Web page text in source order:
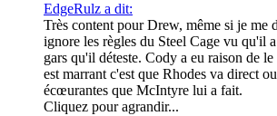
EdgeRulz a dit:
Très content pour Drew, même si je me
ignore les règles du Steel Cage vu qu'il
gars qu'il déteste. Cody a eu raison de
est marrant c'est que Rhodes va direct
écœurantes que McIntyre lui a fait.
Cliquez pour agrandir...